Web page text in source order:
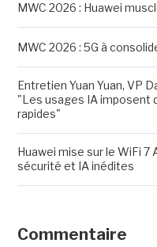
MWC 2026 : Huawei
MWC 2026 : 5G à
Entretien Yuan Yuan, VP
"Les usages IA imposent
rapides"
Huawei mise sur le WiFi
sécurité et IA inédites
Commentaire